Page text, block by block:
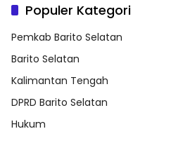
Populer Kategori
Pemkab Barito Selatan
Barito Selatan
Kalimantan Tengah
DPRD Barito Selatan
Hukum